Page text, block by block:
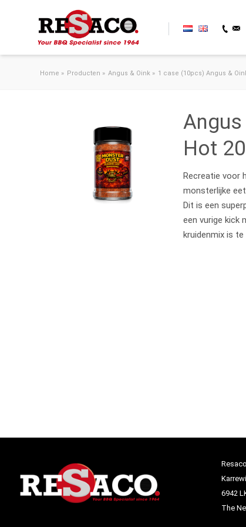
Home » Producten » Angus & Oink » 1 case (10pcs) Angus &
Hot
Recreatie voor
monsterlijke
Dit is een
een vurige kick
kruidenmix is te
6942
The